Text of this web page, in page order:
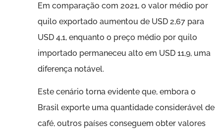
Em comparação com 2021, o valor médio por
quilo exportado aumentou de USD 2,67 para
USD 4,1, enquanto o preço médio por quilo
importado permaneceu alto em USD 11,9, uma
diferença notável.
Este cenário torna evidente que, embora o
Brasil exporte uma quantidade considerável de
café, outros países conseguem obter valores